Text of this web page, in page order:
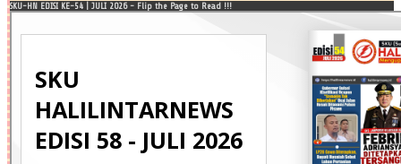
SKU-HN EDISI KE-54 | JULI 2026 - Flip the Page to Read !!!